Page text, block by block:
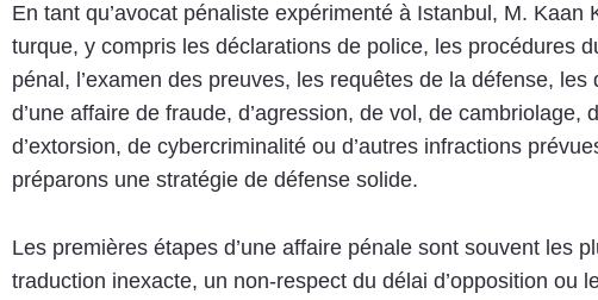
En tant qu’avocat pénaliste expérimenté à Istanbul, M.
turque, y compris les déclarations de police, les procédures
pénal, l’examen des preuves, les requêtes de la défense,
d’une affaire de fraude, d’agression, de vol, de
d’extorsion, de cybercriminalité ou d’autres infractions
préparons une stratégie de défense solide.
Les premières étapes d’une affaire pénale sont souvent les
traduction inexacte, un non-respect du délai d’opposition ou